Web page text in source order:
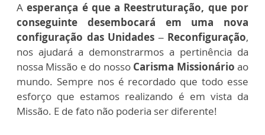
Aesperança é que a Reestruturação, que por
conseguinte desembocará em uma nova
configuração das Unidades – Reconfiguração,
nos ajudará a demonstrarmos a pertinência da
nossa Missão e do nosso Carisma Missionário ao
mundo. Sempre nos é recordado que todo esse
esforço que estamos realizando é em vista da
Missão. E de fato não poderia ser diferente!